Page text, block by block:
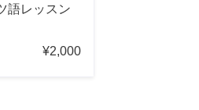
語レッスン
¥2,000